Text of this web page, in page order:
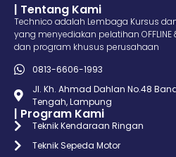
| Tentang Kami
Technico adalah Lembaga Kursus
yang menyediakan pelatihan OFFLINE
dan program khusus perusahaan
0813-6606-1993
Jl. Kh. Ahmad Dahlan No.48
Tengah, Lampung
| Program Kami
Teknik Kendaraan Ringan
Teknik Sepeda Motor